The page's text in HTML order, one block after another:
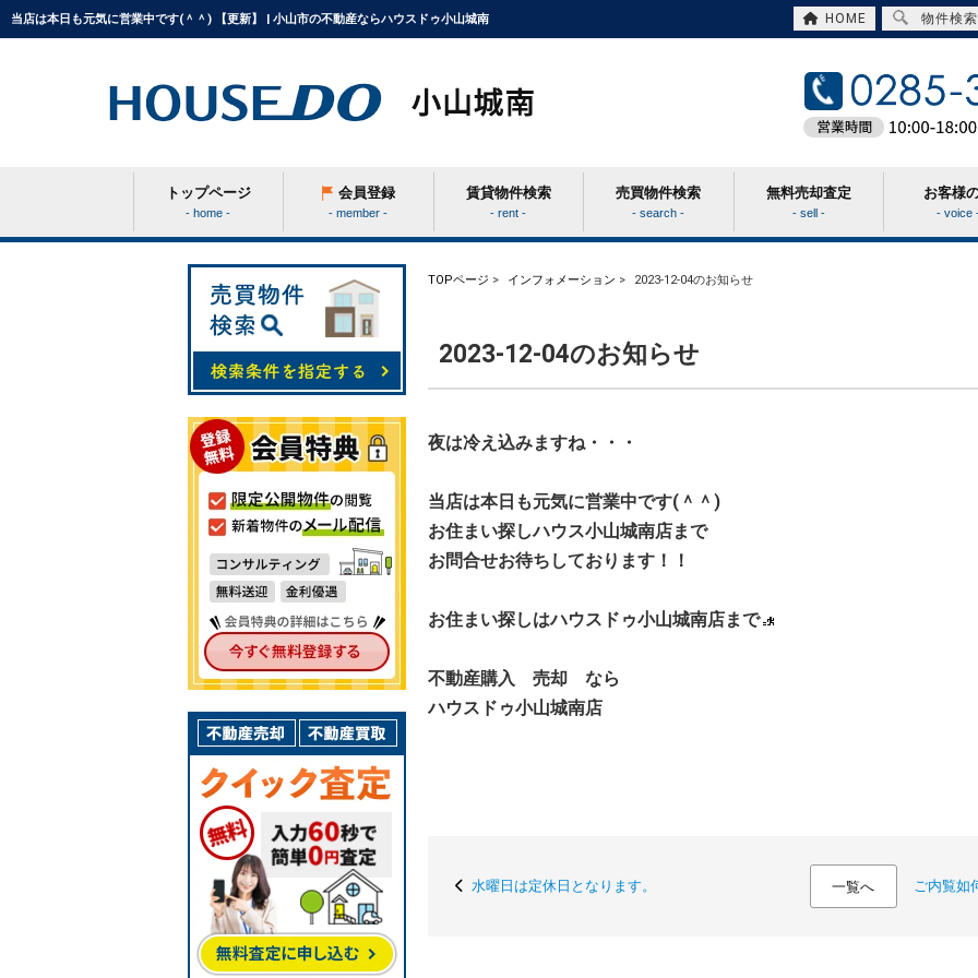
当店は本日も元気に営業中です(＾＾) 【更新】 | 小山市の不動産ならハウスドゥ小山城南 HOME 物件検索
トップページ
- home -
会員登録
- member -
賃貸物件検索
- rent -
売買物件検索
- search -
条件から探す
学区から探す
町名から探す
無料売却査定
- sell -
お客様
- voice
TOPページ > インフォメーション > 2023-12-04のお知らせ
2023-12-04のお知らせ
夜は冷え込みますね・・・
当店は本日も元気に営業中です(＾＾)
お住まい探しハウス小山城南店まで
お問合せお待ちしております！！
お住まい探しはハウスドゥ小山城南店まで
不動産購入 売却 なら
ハウスドゥ小山城南店
水曜日は定休日となります。 一覧へ ご内覧如